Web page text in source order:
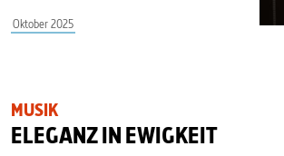
Oktober 2025
MUSIK
ELEGANZ IN EWIGKEIT